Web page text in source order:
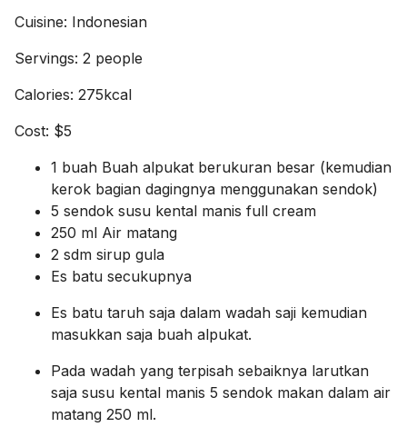
Cuisine: Indonesian
Servings: 2 people
Calories: 275kcal
Cost: $5
1 buah Buah alpukat berukuran besar (kemudian
kerok bagian dagingnya menggunakan sendok)
5 sendok susu kental manis full cream
250 ml Air matang
2 sdm sirup gula
Es batu secukupnya
Es batu taruh saja dalam wadah saji kemudian
masukkan saja buah alpukat.
Pada wadah yang terpisah sebaiknya larutkan
saja susu kental manis 5 sendok makan dalam air
matang 250 ml.